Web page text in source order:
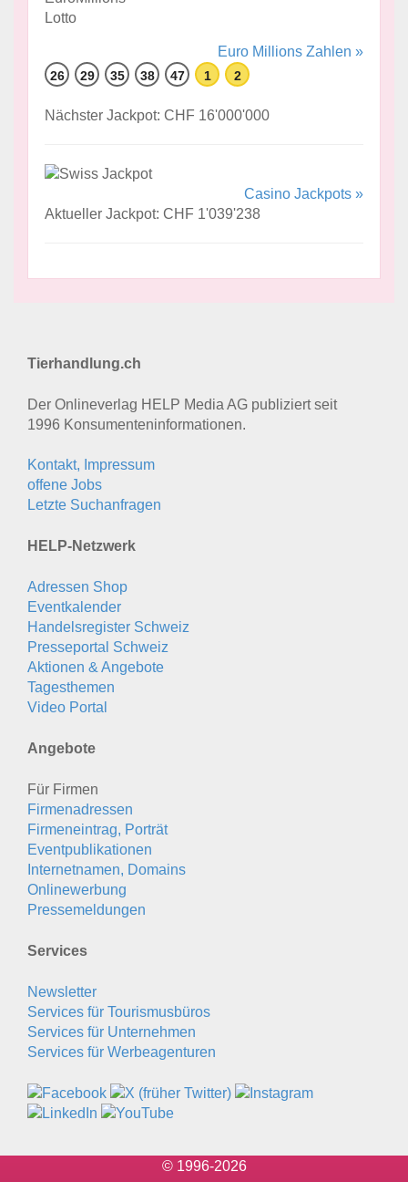
Euro Millions Zahlen »
26 29 35 38 47 1 2
Nächster Jackpot: CHF 16'000'000
Casino Jackpots »
Aktueller Jackpot: CHF 1'039'238
Tierhandlung.ch
Der Onlineverlag HELP Media AG publiziert seit
1996 Konsumenten­informationen.
Kontakt, Impressum
offene Jobs
Letzte Suchanfragen
HELP-Netzwerk
Adressen Shop
Eventkalender
Handelsregister Schweiz
Presseportal Schweiz
Aktionen & Angebote
Tagesthemen
Video Portal
Angebote
Für Firmen
Firmenadressen
Firmeneintrag, Porträt
Eventpublikationen
Internetnamen, Domains
Onlinewerbung
Pressemeldungen
Services
Newsletter
Services für Tourismusbüros
Services für Unternehmen
Services für Werbeagenturen
© 1996-2026